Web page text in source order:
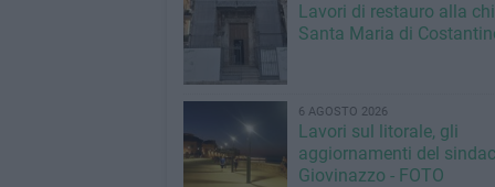
Lavori di restauro alla
Santa Maria di
6 AGOSTO 2026
Lavori sul litorale, gli
aggiornamenti del
Giovinazzo - FOTO